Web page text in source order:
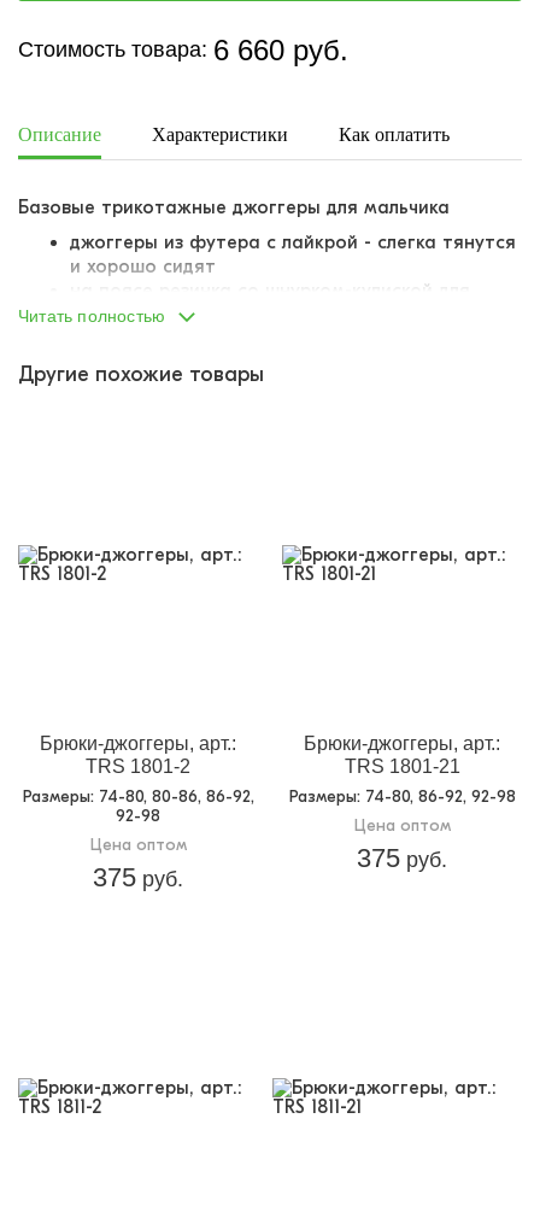
Стоимость товара: 6 660 руб.
Описание Характеристики Как оплатить
Базовые трикотажные джоггеры для мальчика
джоггеры из футера с лайкрой - слегка тянутся
и хорошо сидят
на поясе резинка со шнурком-кулиской для
идеальной посадки
накладные карманы на штанинах
Читать полностью
Другие похожие товары
Брюки-джоггеры, арт.:
TRS 1801-2
Размеры: 74-80, 80-86, 86-92,
92-98
Цена оптом
375 руб.
Брюки-джоггеры, арт.:
TRS 1801-21
Размеры: 74-80, 86-92, 92-98
Цена оптом
375 руб.